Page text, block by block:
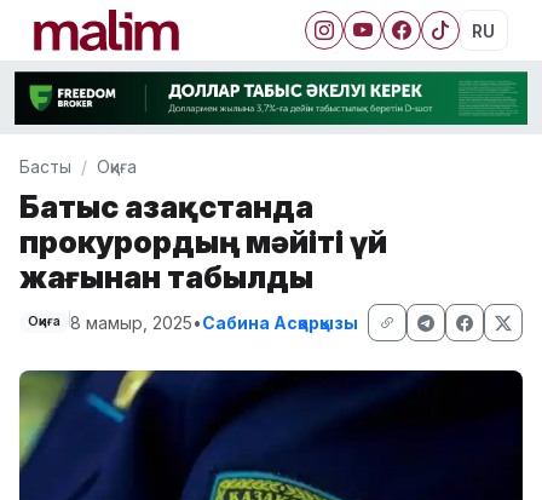
RU
Басты Оқиға
Батыс Қазақстанда
прокурордың мәйіті үй
жағынан табылды
Оқиға 8 мамыр, 2025•Сабина Асқарқызы